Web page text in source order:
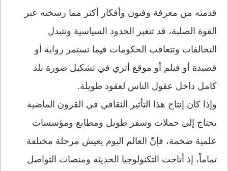
قدمته من معرفة وفنون وأفكار أكثر مما رسخته عبر
القوة الصلبة، قد تتغير الحدود السياسية وتتبدل
التحالفات وتتعاقب الحكومات فيما تستمر رواية أو
قصيدة أو فيلم أو موقع أثري في تشكيل صورة بلد
كامل داخل عقول الناس لعقود طويلة.
وإذا كان إنتاج هذا التأثير الثقافي في القرون الماضية
يحتاج إلى حملات وسفر طويل ومطابع ومؤسسات
علمية ضخمة، فإنّ العالم اليوم يعيش مرحلة مختلفة
تماماً، إذ أتاحت التكنولوجيا الحديثة ومنصات التواصل